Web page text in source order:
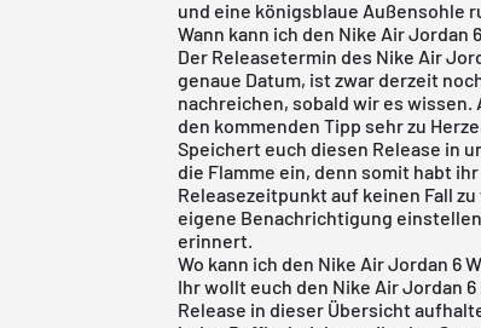
und eine königsblaue Außensohle
Wann kann ich den Nike Air Jordan
Der Releasetermin des Nike Air
genaue Datum, ist zwar derzeit
nachreichen, sobald wir es
den kommenden Tipp sehr zu
Speichert euch diesen Release in
die Flamme ein, denn somit habt
Releasezeitpunkt auf keinen Fall
eigene Benachrichtigung
erinnert.
Wo kann ich den Nike Air Jordan 6
Ihr wollt euch den Nike Air Jordan
Release in dieser Übersicht